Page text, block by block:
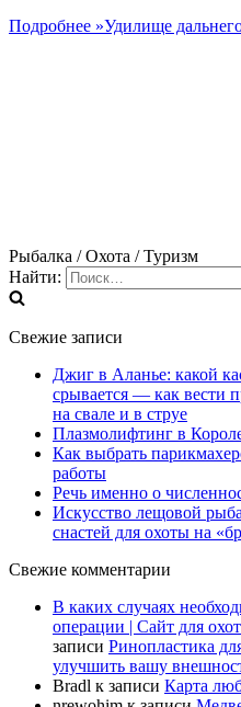
Подробнее »Удилище
Рыбалка / Охота / Туризм
Найти:
Свежие записи
Джиг в Аланье: какой
срывается — как вести
на свале и в струе
Плазмолифтинг в
Как выбрать
работы
Речь именно о
Искусство лещовой
снастей для охоты на
Свежие комментарии
В каких случаях
операции | Сайт для
записи Ринопластика
улучшить вашу
Bradl к записи Карта